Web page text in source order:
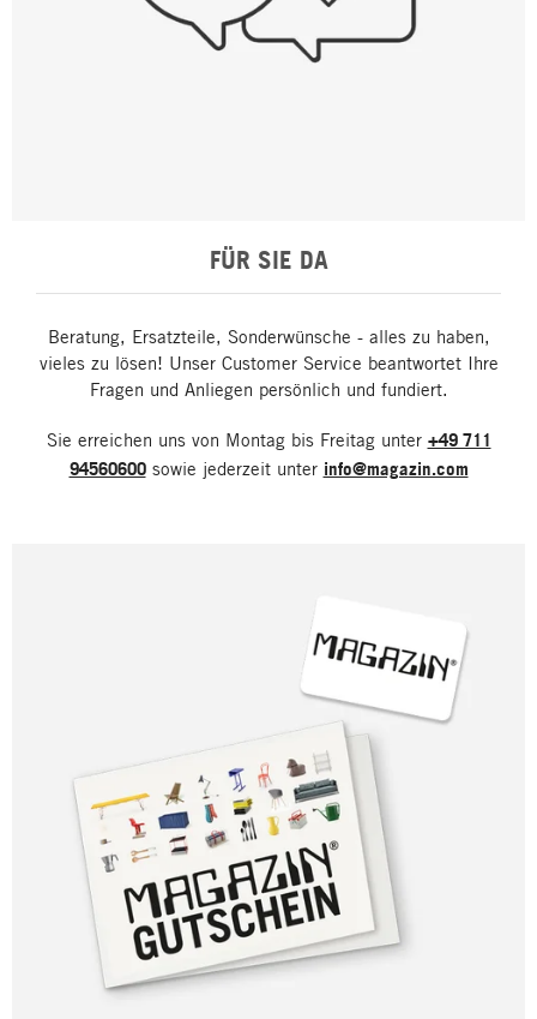
FÜR SIE DA
Beratung, Ersatzteile, Sonderwünsche - alles zu haben,
vieles zu lösen! Unser Customer Service beantwortet Ihre
Fragen und Anliegen persönlich und fundiert.
Sie erreichen uns von Montag bis Freitag unter +49 711
94560600sowie jederzeit unter info@magazin.com